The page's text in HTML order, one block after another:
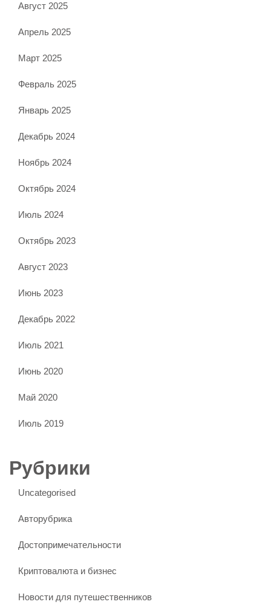
Август 2025
Апрель 2025
Март 2025
Февраль 2025
Январь 2025
Декабрь 2024
Ноябрь 2024
Октябрь 2024
Июль 2024
Октябрь 2023
Август 2023
Июнь 2023
Декабрь 2022
Июль 2021
Июнь 2020
Май 2020
Июль 2019
Рубрики
Uncategorised
Авторубрика
Достопримечательности
Криптовалюта и бизнес
Новости для путешественников